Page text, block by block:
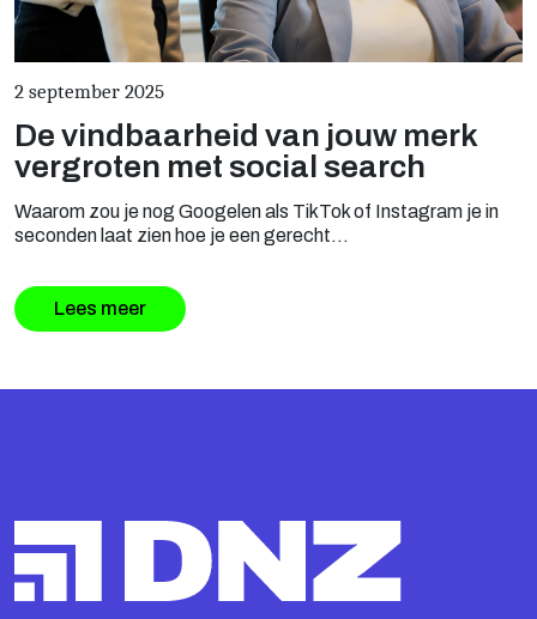
2 september 2025
De vindbaarheid van jouw merk
vergroten met social search
Waarom zou je nog Googelen als TikTok of Instagram je in
seconden laat zien hoe je een gerecht...
Lees meer